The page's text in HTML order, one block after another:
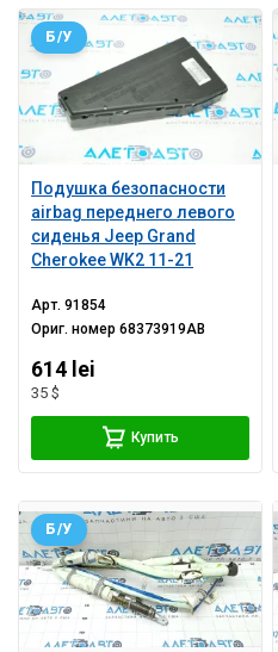
Подушка безопасности
airbag переднего левого
сиденья Jeep Grand
Cherokee WK2 11-21
Б/У
Арт.91854
Ориг. номер68373919AB
614 lei
35 $
Купить
Б/У